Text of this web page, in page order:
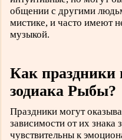
общении с другими
мистике, и часто имеют
музыкой.
Как праздники
зодиака Рыбы?
Праздники могут
зависимости от их
чувствительны к